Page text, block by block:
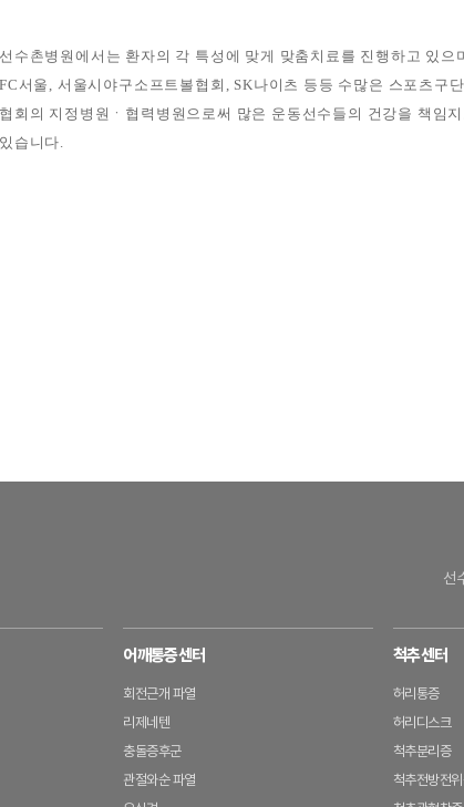
선수촌병원에서는 환자의 각 특성에 맞게 맞춤치료를 진행하고 있으
FC서울, 서울시야구소프트볼협회, SK나이츠 등등 수많은 스포츠구
협회의 지정병원ㆍ협력병원으로써 많은 운동선수들의 건강을 책임지
있습니다.
선
어깨통증센터
회전근개 파열
리제네텐
충돌증후군
관절와순 파열
척추센터
허리통증
허리디스크
척추분리증
척추전방전